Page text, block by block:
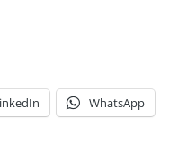
WhatsApp